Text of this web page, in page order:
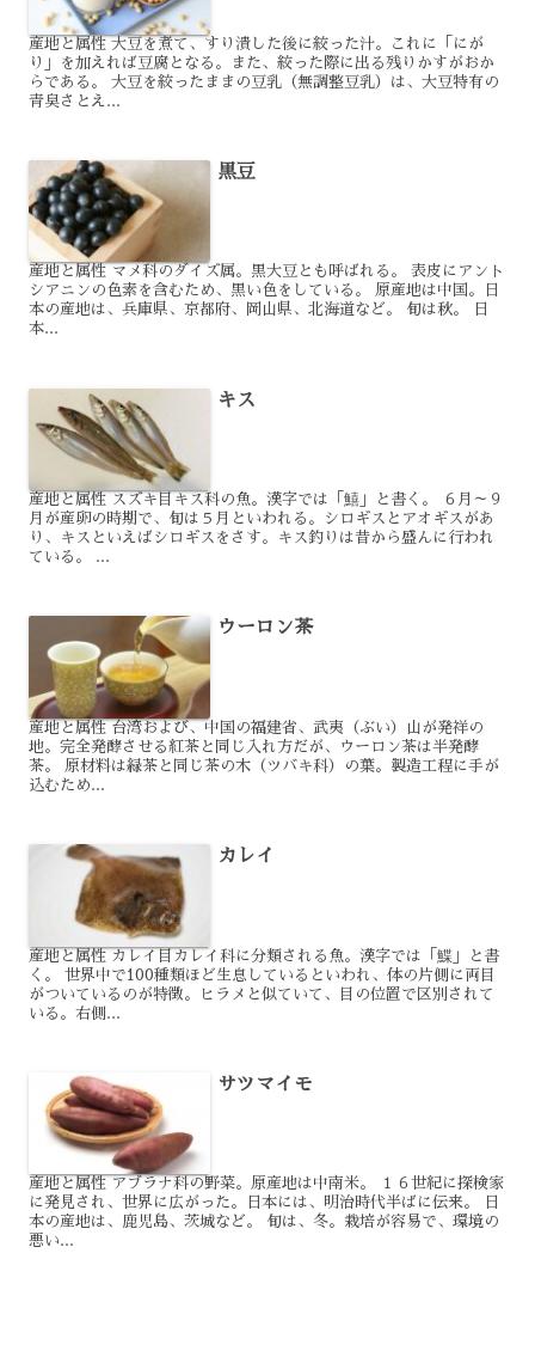
産地と属性 大豆を煮て、すり潰した後に絞った汁。これに「にが
り」を加えれば豆腐となる。また、絞った際に出る残りかすがおか
らである。 大豆を絞ったままの豆乳（無調整豆乳）は、大豆特有の
青臭さとえ...
黒豆
産地と属性 マメ科のダイズ属。黒大豆とも呼ばれる。 表皮にアント
シアニンの色素を含むため、黒い色をしている。 原産地は中国。日
本の産地は、兵庫県、京都府、岡山県、北海道など。 旬は秋。 日
本...
キス
産地と属性 スズキ目キス科の魚。漢字では「鱚」と書く。 ６月～９
月が産卵の時期で、旬は５月といわれる。シロギスとアオギスがあ
り、キスといえばシロギスをさす。キス釣りは昔から盛んに行われ
ている。 ...
ウーロン茶
産地と属性 台湾および、中国の福建省、武夷（ぶい）山が発祥の
地。完全発酵させる紅茶と同じ入れ方だが、ウーロン茶は半発酵
茶。 原材料は緑茶と同じ茶の木（ツバキ科）の葉。製造工程に手が
込むため...
カレイ
産地と属性 カレイ目カレイ科に分類される魚。漢字では「鰈」と書
く。 世界中で100種類ほど生息しているといわれ、体の片側に両目
がついているのが特徴。ヒラメと似ていて、目の位置で区別されて
いる。右側...
サツマイモ
産地と属性 アブラナ科の野菜。原産地は中南米。 １６世紀に探検家
に発見され、世界に広がった。日本には、明治時代半ばに伝来。 日
本の産地は、鹿児島、茨城など。 旬は、冬。栽培が容易で、環境の
悪い...